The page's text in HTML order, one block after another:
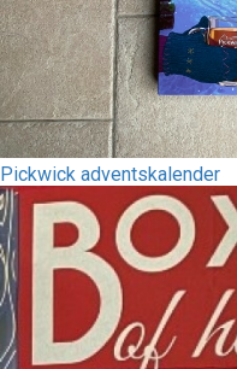
Pickwick adventskalender